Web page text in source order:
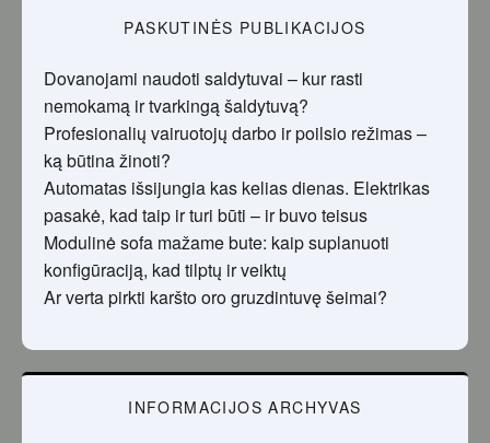
PASKUTINĖS PUBLIKACIJOS
Dovanojami naudoti saldytuvai – kur rasti
nemokamą ir tvarkingą šaldytuvą?
Profesionalių vairuotojų darbo ir poilsio režimas –
ką būtina žinoti?
Automatas išsijungia kas kelias dienas. Elektrikas
pasakė, kad taip ir turi būti – ir buvo teisus
Modulinė sofa mažame bute: kaip suplanuoti
konfigūraciją, kad tilptų ir veiktų
Ar verta pirkti karšto oro gruzdintuvę šeimai?
INFORMACIJOS ARCHYVAS